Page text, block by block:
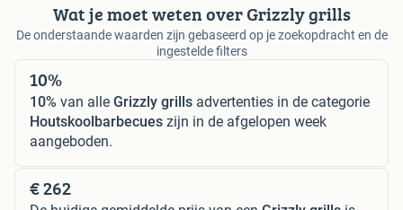
Wat je moet weten over Grizzly grills
De onderstaande waarden zijn gebaseerd op je zoekopdracht en de
ingestelde filters
10%
10% van alle Grizzly grills advertenties in de categorie
Houtskoolbarbecues zijn in de afgelopen week
aangeboden.
€ 262